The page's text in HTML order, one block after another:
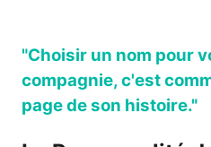
"Choisir un nom pour
compagnie, c'est
page de son histoire."